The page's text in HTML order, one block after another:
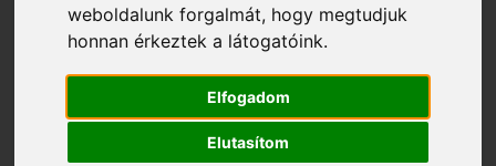
weboldalunk forgalmát, hogy megtudjuk
honnan érkeztek a látogatóink.
Elfogadom
Elutasítom